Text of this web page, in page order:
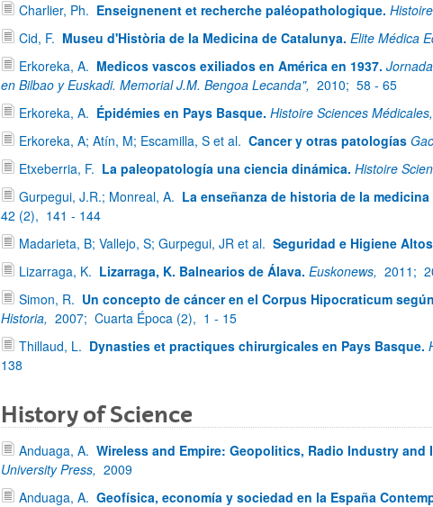
Charlier, Ph. Enseignenent et recherche paléopathologique.
Cid, F. Museu d'Història de la Medicina de Catalunya. Elite Médica
Erkoreka, A. Medicos vascos exiliados en América en 1937.
en Bilbao y Euskadi. Memorial J.M. Bengoa Lecanda", 2010; 58 - 65
Erkoreka, A. Épidémies en Pays Basque. Histoire Sciences Médicales,
Erkoreka, A; Atín, M; Escamilla, S et al. Cancer y otras patologías
Etxeberria, F. La paleopatología una ciencia dinámica. Histoire
Gurpegui, J.R.; Monreal, A. La enseñanza de historia de la medicina
42 (2), 141 - 144
Madarieta, B; Vallejo, S; Gurpegui, JR et al. Seguridad e Higiene
Lizarraga, K. Lizarraga, K. Balnearios de Álava. Euskonews, 2011;
Simon, R. Un concepto de cáncer en el Corpus Hipocraticum
Historia, 2007; Cuarta Época (2), 1 - 15
Thillaud, L. Dynasties et practiques chirurgicales en Pays Basque.
138
History of Science
Anduaga, A. Wireless and Empire: Geopolitics, Radio Industry
University Press, 2009
Anduaga, A. Geofísica, economía y sociedad en la España